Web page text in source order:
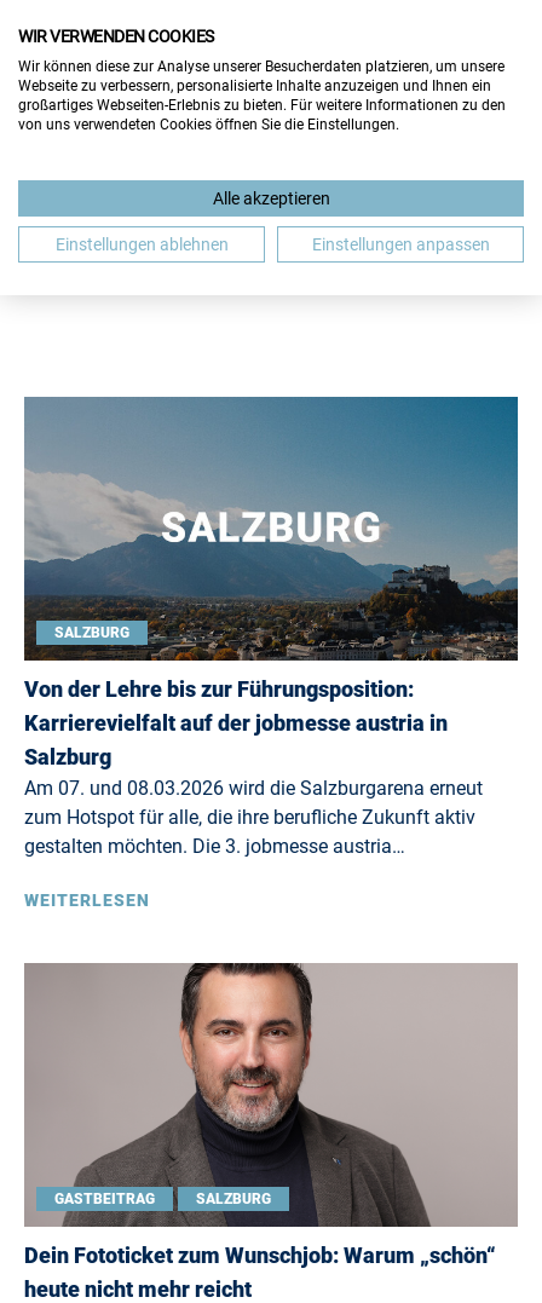
BEWERBUNG GASTBEITRAG GEHALT
JOBMESSE JOBSUCHE SALZBURG WIEN
SALZBURG
Von der Lehre bis zur Führungsposition:
Karrierevielfalt auf der jobmesse austria in
Salzburg
Am 07. und 08.03.2026 wird die Salzburgarena erneut
zum Hotspot für alle, die ihre berufliche Zukunft aktiv
gestalten möchten. Die 3. jobmesse austria…
WEITERLESEN
GASTBEITRAG SALZBURG
Dein Fototicket zum Wunschjob: Warum „schön“
heute nicht mehr reicht
WIR VERWENDEN COOKIES
Wir können diese zur Analyse unserer Besucherdaten platzieren, um unsere
Webseite zu verbessern, personalisierte Inhalte anzuzeigen und Ihnen ein
großartiges Webseiten-Erlebnis zu bieten. Für weitere Informationen zu den
von uns verwendeten Cookies öffnen Sie die Einstellungen.
Alle akzeptieren
Einstellungen ablehnen Einstellungen anpassen